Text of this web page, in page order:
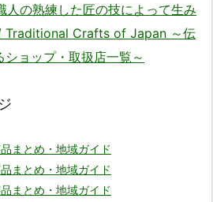
人の熟練した匠の技によって生み
Traditional Crafts of Japan ～伝
ョップ・取扱店一覧～
まとめ・地域ガイド
まとめ・地域ガイド
まとめ・地域ガイド